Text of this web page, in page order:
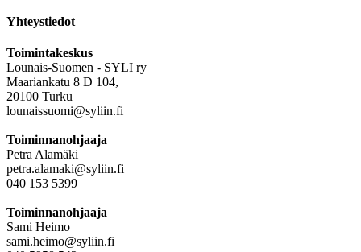
Yhteystiedot
Toimintakeskus
Lounais-Suomen - SYLI ry
Maariankatu 8 D 104,
20100 Turku
lounaissuomi@syliin.fi
Toiminnanohjaaja
Petra Alamäki
petra.alamaki@syliin.fi
040 153 5399
Toiminnanohjaaja
Sami Heimo
sami.heimo@syliin.fi